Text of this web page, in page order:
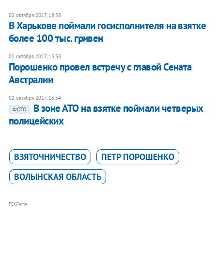
02 октября 2017, 18:58
В Харькове поймали госисполнителя на взятке
более 100 тыс. гривен
02 октября 2017, 15:38
Порошенко провел встречу с главой Сената
Австралии
02 октября 2017, 13:54
ФОТО
В зоне АТО на взятке поймали четверых
полицейских
ВЗЯТОЧНИЧЕСТВО
ПЕТР ПОРОШЕНКО
ВОЛЫНСКАЯ ОБЛАСТЬ
РЕКЛАМА